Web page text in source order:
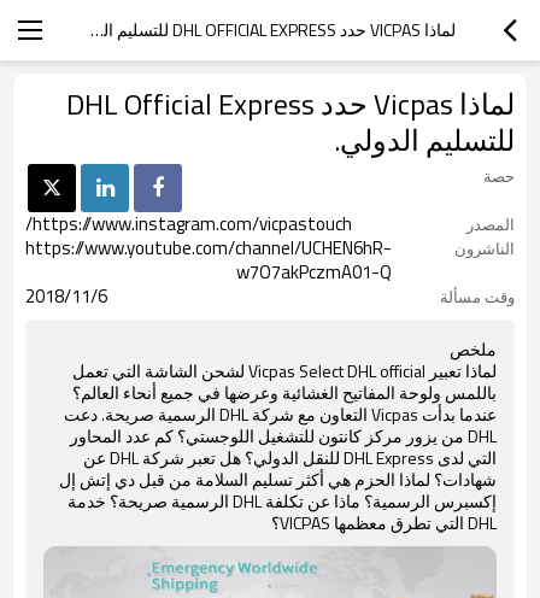
لماذا VICPAS حدد DHL OFFICIAL EXPRESS للتسليم الدولي.
لماذا Vicpas حدد DHL Official Express
للتسليم الدولي.
حصة
المصدر
https://www.instagram.com/vicpastouch/
الناشرون
https://www.youtube.com/channel/UCHEN6hR-
w7O7akPczmA01-Q
وقت مسألة 2018/11/6
ملخص
لماذا تعبير Vicpas Select DHL official لشحن الشاشة التي تعمل
باللمس ولوحة المفاتيح الغشائية وعرضها في جميع أنحاء العالم؟
عندما بدأت Vicpas التعاون مع شركة DHL الرسمية صريحة. دعت
DHL من يزور مركز كانتون للتشغيل اللوجستي؟ كم عدد المحاور
التي لدى DHL Express للنقل الدولي؟ هل تعبر شركة DHL عن
شهادات؟ لماذا الحزم هي أكثر تسليم السلامة من قبل دي إتش إل
إكسبرس الرسمية؟ ماذا عن تكلفة DHL الرسمية صريحة؟ خدمة
DHL التي تطرق معظمها VICPAS؟